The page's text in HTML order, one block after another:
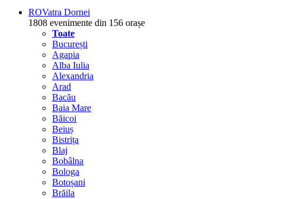
ROVatra Dornei
1808 evenimente din 156 orașe
Toate
București
Agapia
Alba Iulia
Alexandria
Arad
Bacău
Baia Mare
Băicoi
Beiuș
Bistrița
Blaj
Bobâlna
Bologa
Botoșani
Brăila